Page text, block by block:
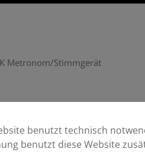
Metronom/Stimmgerät
benutzt technisch
benutzt diese Website